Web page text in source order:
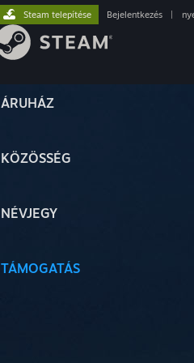
ÁRUHÁZ
KÖZÖSSÉG
NÉVJEGY
TÁMOGATÁS
Steam telepítése Bejelentkezés